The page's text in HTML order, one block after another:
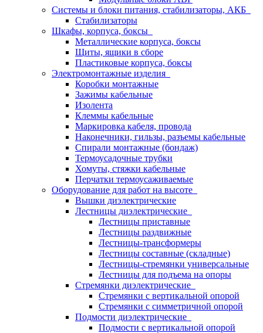
Системы и блоки питания, стабилизаторы, АКБ
Стабилизаторы
Шкафы, корпуса, боксы
Металлические корпуса, боксы
Щиты, ящики в сборе
Пластиковые корпуса, боксы
Электромонтажные изделия
Коробки монтажные
Зажимы кабельные
Изолента
Клеммы кабельные
Маркировка кабеля, провода
Наконечники, гильзы, разъемы кабельные
Спирали монтажные (бондаж)
Термоусадочные трубки
Хомуты, стяжки кабельные
Перчатки термоусаживаемые
Оборудование для работ на высоте
Вышки диэлектрические
Лестницы диэлектрические
Лестницы приставные
Лестницы раздвижные
Лестницы-трансформеры
Лестницы составные (складные)
Лестницы-стремянки универсальные
Лестницы для подъема на опоры
Стремянки диэлектрические
Стремянки с вертикальной опорой
Стремянки с симметричной опорой
Подмости диэлектрические
Подмости с вертикальной опорой